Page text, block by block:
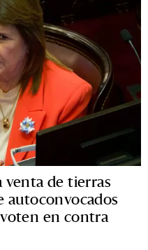
de tierras
autoconvocados
en contra